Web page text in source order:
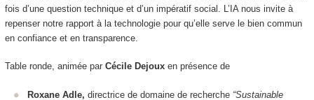
fois d’une question technique et d’un impératif social. L’IA nous invite à
repenser notre rapport à la technologie pour qu’elle serve le bien commun
en confiance et en transparence.
Table ronde, animée par Cécile Dejoux en présence de
Roxane Adle, directrice de domaine de recherche “Sustainable